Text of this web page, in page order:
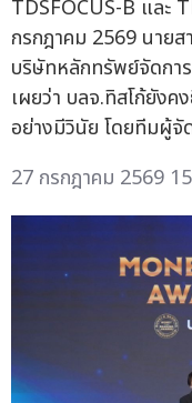
TDSFOCUS-B และ
กรกฎาคม 2569 นาย
บริษัทหลักทรัพย์จัดกา
เผยว่า บลจ.ทิสโก้ยังค
อย่างมีวินัย โดยทีมผู้จั
27 กรกฎาคม 2569